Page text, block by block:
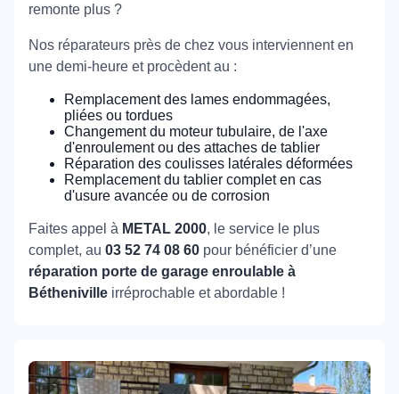
remonte plus ?
Nos réparateurs près de chez vous interviennent en
une demi-heure et procèdent au :
Remplacement des lames endommagées,
pliées ou tordues
Changement du moteur tubulaire, de l'axe
d'enroulement ou des attaches de tablier
Réparation des coulisses latérales déformées
Remplacement du tablier complet en cas
d'usure avancée ou de corrosion
Faites appel à METAL 2000, le service le plus
complet, au 03 52 74 08 60 pour bénéficier d’une
réparation porte de garage enroulable à
Bétheniville irréprochable et abordable !